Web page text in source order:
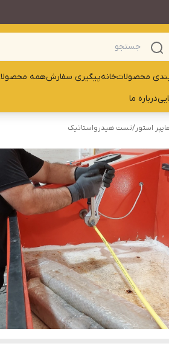
محصولاتخانهپیگیری سفارشهمه
درباره ما
استور/تست هیدرواستاتیک